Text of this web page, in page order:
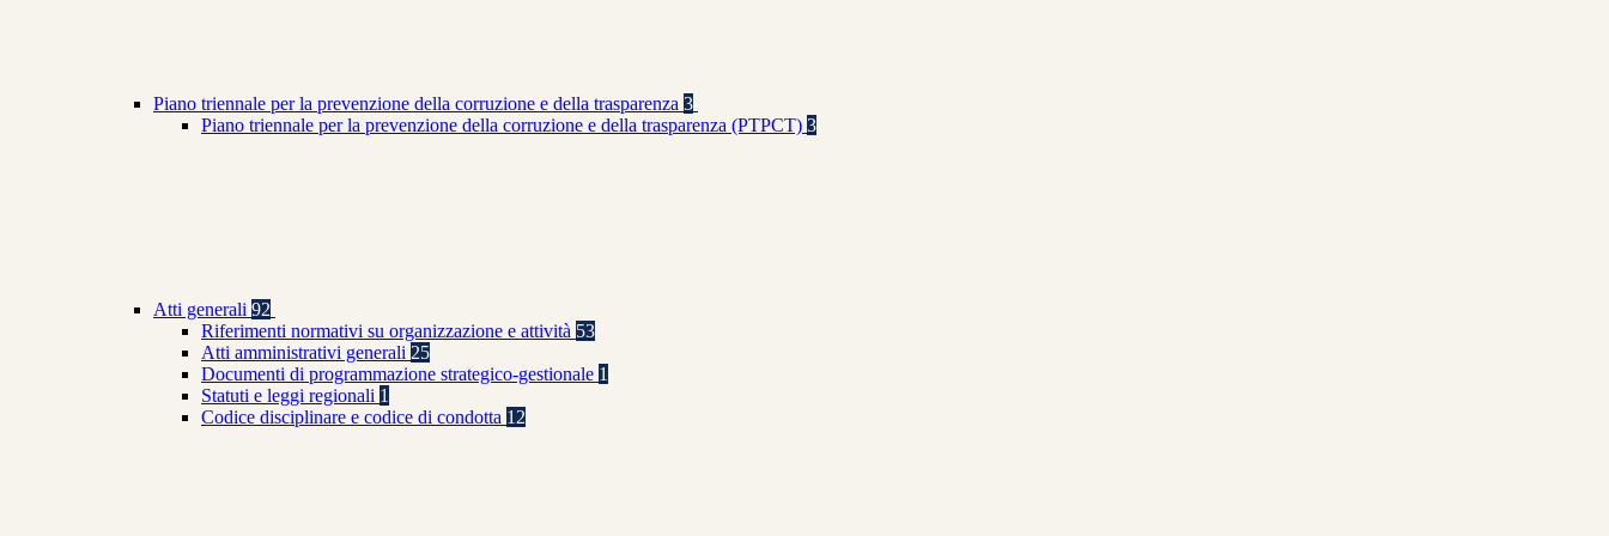
Piano triennale per la prevenzione della corruzione e della trasparenza 3
Piano triennale per la prevenzione della corruzione e della trasparenza (PTPCT) 3
Atti generali 92
Riferimenti normativi su organizzazione e attività 53
Atti amministrativi generali 25
Documenti di programmazione strategico-gestionale 1
Statuti e leggi regionali 1
Codice disciplinare e codice di condotta 12